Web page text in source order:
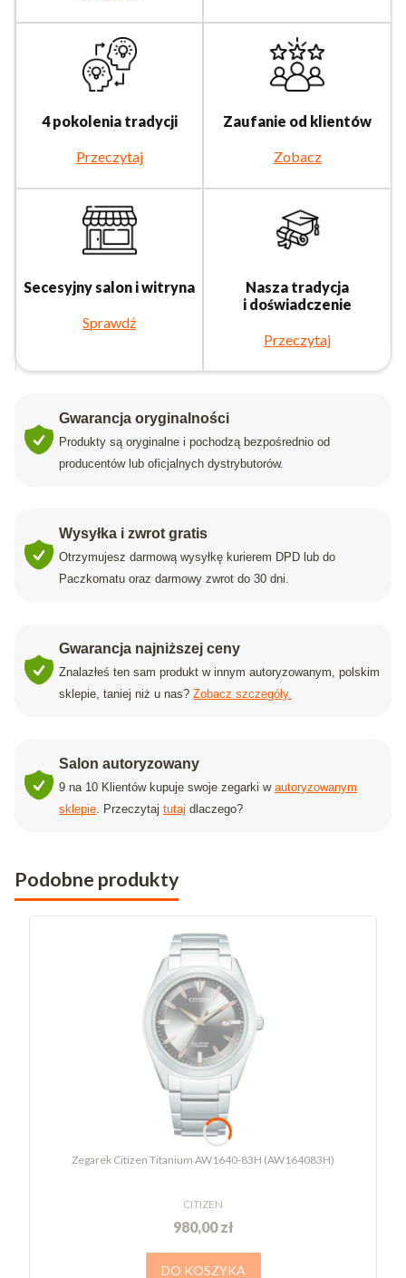
4 pokolenia tradycji
Przeczytaj
Zaufanie od klientów
Zobacz
Secesyjny salon i witryna
Sprawdź
Nasza tradycja
i doświadczenie
Przeczytaj
Gwarancja oryginalności
Produkty są oryginalne i pochodzą bezpośrednio od
producentów lub oficjalnych dystrybutorów.
Wysyłka i zwrot gratis
Otrzymujesz darmową wysyłkę kurierem DPD lub do
Paczkomatu oraz darmowy zwrot do 30 dni.
Gwarancja najniższej ceny
Znalazłeś ten sam produkt w innym autoryzowanym, polskim
sklepie, taniej niż u nas? Zobacz szczegóły.
Salon autoryzowany
9 na 10 Klientów kupuje swoje zegarki w autoryzowanym
sklepie . Przeczytaj tutaj dlaczego?
Podobne produkty
Zegarek Citizen Titanium AW1640-83H (AW164083H)
CITIZEN
980,00 zł
DO KOSZYKA